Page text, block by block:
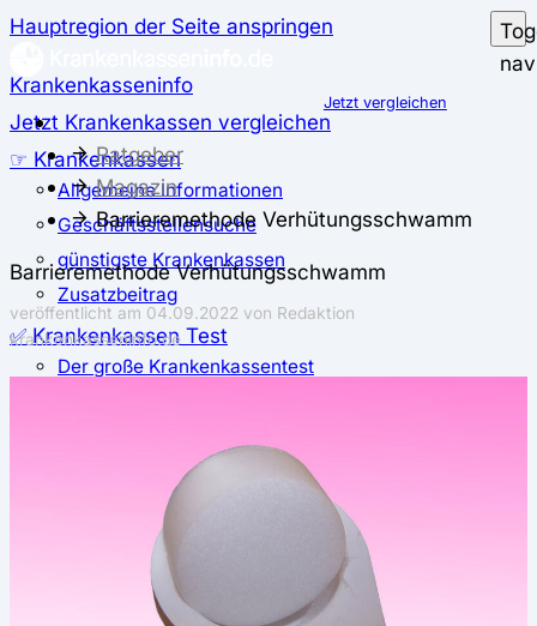
Hauptregion der Seite anspringen
Krankenkasseninfo
Jetzt Krankenkassen vergleichen
☞ Krankenkassen
Allgemeine Informationen
Geschäftsstellensuche
günstigste Krankenkassen
Zusatzbeitrag
✅ Krankenkassen Test
Der große Krankenkassentest
Test für Schwangere und junge Eltern
Test für Selbstständige
⚖️ Vergleich & Rechner
Krankenkassenvergleich
Krankenkassenrechner
Jetzt vergleichen
Ratgeber
Magazin
Barrieremethode Verhütungsschwamm
Barrieremethode Verhütungsschwamm
veröffentlicht am 04.09.2022 von Redaktion
krankenkasseninfo.de